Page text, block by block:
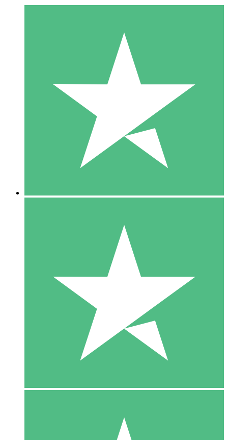
Pacchetti di Crediti Individuali
Paga a consumo con crediti di download. Nessun impegno
1 Download
10
US$1500
10 Download
20